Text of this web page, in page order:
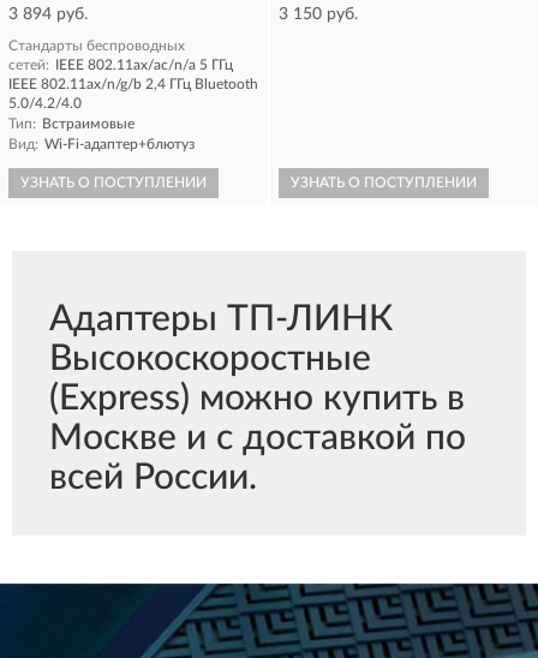
3 894 руб.
Стандарты беспроводных
сетей: IEEE 802.11ax/ac/n/a 5 ГГц
IEEE 802.11ax/n/g/b 2,4 ГГц Bluetooth
5.0/4.2/4.0
Тип: Встраимовые
Вид: Wi-Fi-адаптер+блютуз
УЗНАТЬ О ПОСТУПЛЕНИИ
3 150 руб.
УЗНАТЬ О ПОСТУПЛЕНИИ
Адаптеры ТП-ЛИНК
Высокоскоростные
(Express) можно купить в
Москве и с доставкой по
всей России.